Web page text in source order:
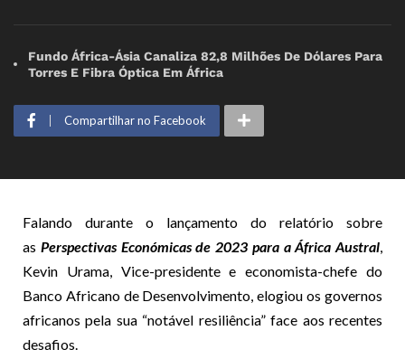
Fundo África-Ásia Canaliza 82,8 Milhões De Dólares Para
Torres E Fibra Óptica Em África
Compartilhar no Facebook
Falando durante o lançamento do relatório sobre
as Perspectivas Económicas de 2023 para a África Austral,
Kevin Urama, Vice-presidente e economista-chefe do
Banco Africano de Desenvolvimento, elogiou os governos
africanos pela sua “notável resiliência” face aos recentes
desafios.